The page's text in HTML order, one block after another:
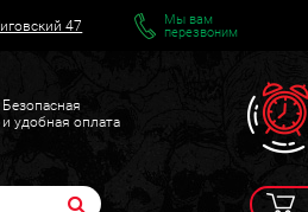
47
Мы вам
перезвоним
Безопасная
и удобная оплата